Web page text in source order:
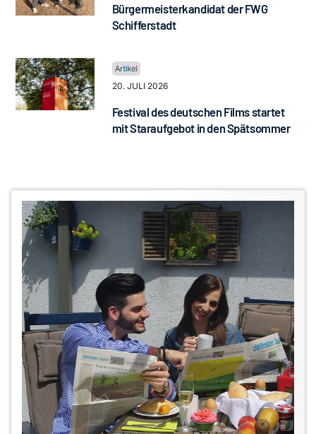
Bürgermeisterkandidat der FWG
Schifferstadt
20. JULI 2026
Festival des deutschen Films startet
mit Staraufgebot in den Spätsommer